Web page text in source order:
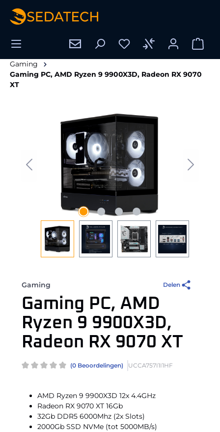
Gaming
Gaming PC, AMD Ryzen 9 9900X3D, Radeon RX 9070
XT
Afbeeldingengalerij overslaan
Gaming Delen
Gaming PC, AMD
Ryzen 9 9900X3D,
Radeon RX 9070 XT
(0 Beoordelingen) UCCA757I1I1HF
AMD Ryzen 9 9900X3D 12x 4.4GHz
Radeon RX 9070 XT 16Gb
32Gb DDR5 6000Mhz (2x Slots)
2000Gb SSD NVMe (tot 5000MB/s)